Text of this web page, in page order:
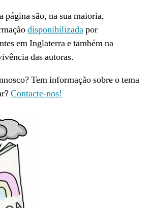
página são, na sua maioria,
disponibilizadapor
em Inglaterra e também na
das autoras.
Tem informação sobre o tema
Contacte-nos!